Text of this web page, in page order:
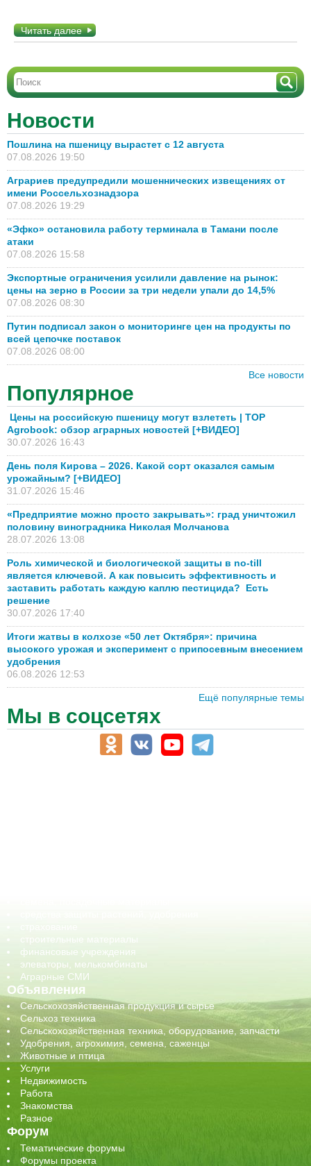
Читать далее
Новости
Пошлина на пшеницу вырастет с 12 августа
07.08.2026 19:50
Аграриев предупредили мошеннических извещениях от
имени Россельхознадзора
07.08.2026 19:29
«Эфко» остановила работу терминала в Тамани после
атаки
07.08.2026 15:58
Экспортные ограничения усилили давление на рынок:
цены на зерно в России за три недели упали до 14,5%
07.08.2026 08:30
Путин подписал закон о мониторинге цен на продукты по
всей цепочке поставок
07.08.2026 08:00
Все новости
Популярное
Цены на российскую пшеницу могут взлететь | TOP
Agrobook: обзор аграрных новостей [+ВИДЕО]
30.07.2026 16:43
День поля Кирова – 2026. Какой сорт оказался самым
урожайным? [+ВИДЕО]
31.07.2026 15:46
«Предприятие можно просто закрывать»: град уничтожил
половину виноградника Николая Молчанова
28.07.2026 13:08
Роль химической и биологической защиты в no-till
является ключевой. А как повысить эффективность и
заставить работать каждую каплю пестицида? Есть
решение
30.07.2026 17:40
Итоги жатвы в колхозе «50 лет Октября»: причина
высокого урожая и эксперимент с припосевным внесением
удобрения
06.08.2026 12:53
Ещё популярные темы
Мы в соцсетях
строительные материалы
финансовые учреждения
элеваторы, мелькомбинаты
Аграрные СМИ
Объявления
Сельскохозяйственная продукция и сырье
Сельхоз техника
Сельскохозяйственная техника, оборудование, запчасти
Удобрения, агрохимия, семена, саженцы
Животные и птица
Услуги
Недвижимость
Работа
Знакомства
Разное
Форум
Тематические форумы
Форумы проекта